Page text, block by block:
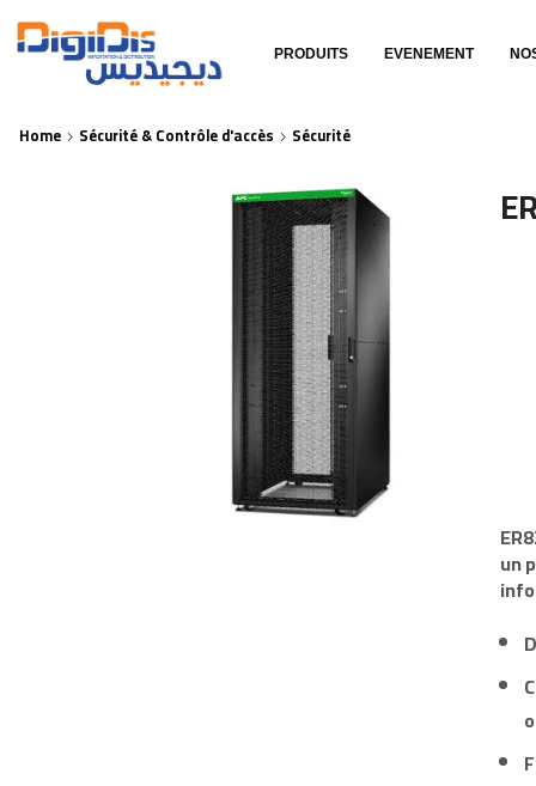
PRODUITS EVENEMENT
Home Sécurité & Contrôle d'accès Sécurité
un